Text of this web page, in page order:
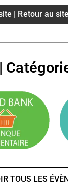
| Retour au
TOUS LES